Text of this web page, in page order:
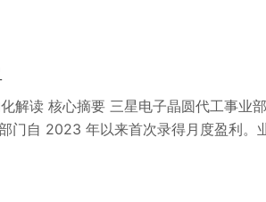
解读 核心摘要 三星电子晶圆代工事业
门自 2023 年以来首次录得月度盈利。